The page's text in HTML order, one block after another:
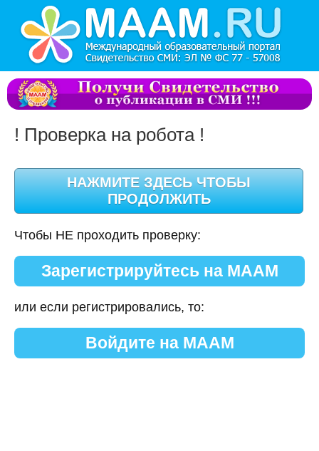
! Проверка на робота !
Чтобы НЕ проходить проверку:
Зарегистрируйтесь на МААМ
или если регистрировались, то:
Войдите на МААМ